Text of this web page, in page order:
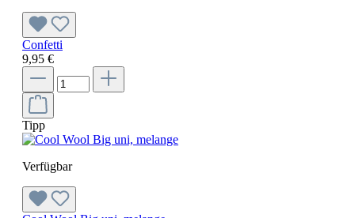
Confetti
9,95 €
Tipp
Verfügbar